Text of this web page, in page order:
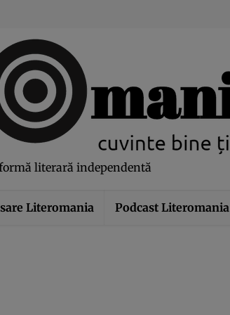
literară independentă
Literomania Podcast Literomania